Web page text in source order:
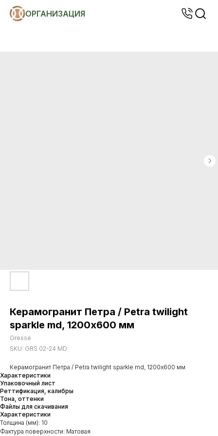
ОРГАНИЗАЦИЯ
Керамогранит Петра / Petra twilight
sparkle md, 1200х600 мм
Gresse
SKU: GRS 02-24 MD
Керамогранит Петра / Petra twilight sparkle md, 1200х600 мм
Характеристики
Упаковочный лист
Реттификация, калибры
Тона, оттенки
Файлы для скачивания
Характеристики
Толщина (мм): 10
Фактура поверхности: Матовая